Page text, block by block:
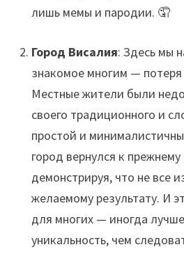
лишь мемы и пародии. 🤦
Город Висалия: Здесь мы
знакомое многим —
Местные жители были
своего традиционного и
простой и
город вернулся к
демонстрируя, что не все
желаемому результату. И
для многих — иногда
уникальность, чем